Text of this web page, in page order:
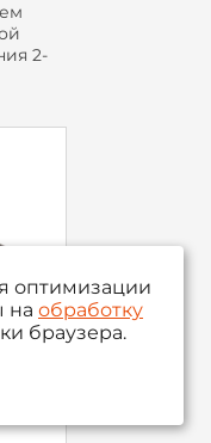
2-
оптимизации
наобработку
браузера.